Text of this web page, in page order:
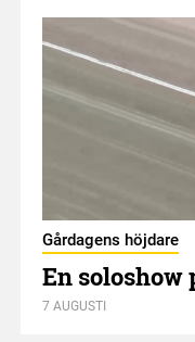
Gårdagens höjdare
En soloshow
7 AUGUSTI